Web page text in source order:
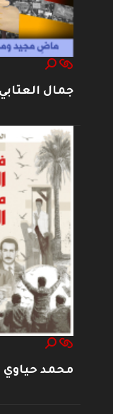
جمال العتابي
محمد حياوي